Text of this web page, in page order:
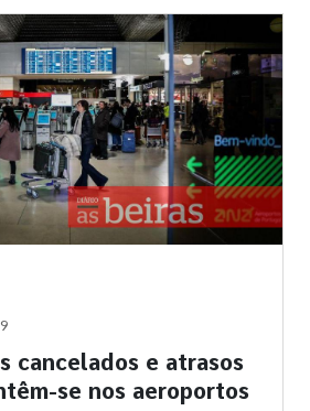
cancelados e atrasos
se nos aeroportos